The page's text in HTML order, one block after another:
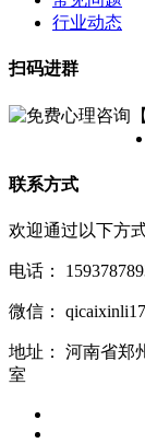
行业动态
扫码进群
联系方式
欢迎通过以下方
电话：
微信： qicaixinli17
地址：
河南省郑
室